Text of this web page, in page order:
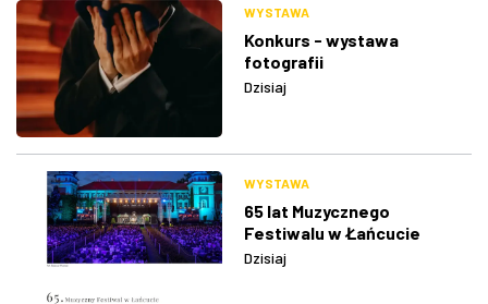
WYSTAWA
Konkurs - wystawa
fotografii
Dzisiaj
WYSTAWA
65 lat Muzycznego
Festiwalu w Łańcucie
Dzisiaj